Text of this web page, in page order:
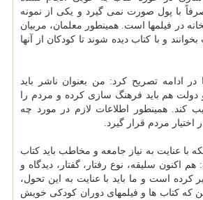
با پول صورت نمی گیرد و یکی از نمونه
در فیلمها است. همینطور معلمان، مربیان
و با کتاب دیده شوند تا کودکان از آنها
در ادامه تصریح کرد: من بعنوان ناشر باید
دولت هم باید فرهنگ سازی کرده و مردم را
کند. همینطور اطلاعات لازم در مورد چه
اختیار مردم قرار گیرد.
با عنایت به نیاز جامعه و مخاطب باید کتاب
اکنون سلیقه، نوع رفتار، گفتار، دیدگاه و
کرده است و ما باید با عنایت به این تحول،
این که کتاب ها و فیلمهای دوران کودکی خویش